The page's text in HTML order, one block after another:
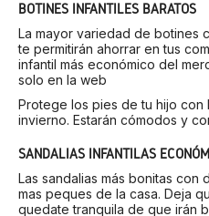
BOTINES INFANTILES BARATOS
La mayor variedad de botines
te permitirán ahorrar en tus
infantil más económico del
solo en la web
Protege los pies de tu hijo con
invierno. Estarán cómodos y
SANDALIAS INFANTILAS
Las sandalias más bonitas
mas peques de la casa. Deja
quedate tranquila de que irán